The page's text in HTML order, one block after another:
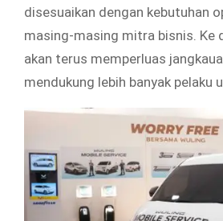
disesuaikan dengan kebutuhan
masing-masing mitra bisnis. Ke
akan terus memperluas
mendukung lebih banyak pelaku